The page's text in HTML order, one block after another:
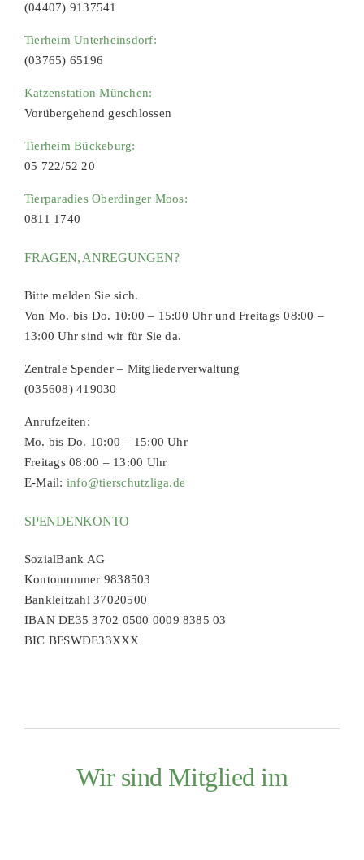
(04407) 9137541
Tierheim Unterheinsdorf:
(03765) 65196
Katzenstation München:
Vorübergehend geschlossen
Tierheim Bückeburg:
05 722/52 20
Tierparadies Oberdinger Moos:
0811 1740
FRAGEN, ANREGUNGEN?
Bitte melden Sie sich.
Von Mo. bis Do. 10:00 – 15:00 Uhr und Freitags 08:00 –
13:00 Uhr sind wir für Sie da.
Zentrale Spender – Mitgliederverwaltung
(035608) 419030
Anrufzeiten:
Mo. bis Do. 10:00 – 15:00 Uhr
Freitags 08:00 – 13:00 Uhr
E-Mail: info@tierschutzliga.de
SPENDENKONTO
SozialBank AG
Kontonummer 9838503
Bankleitzahl 37020500
IBAN DE35 3702 0500 0009 8385 03
BIC BFSWDE33XXX
Wir sind Mitglied im